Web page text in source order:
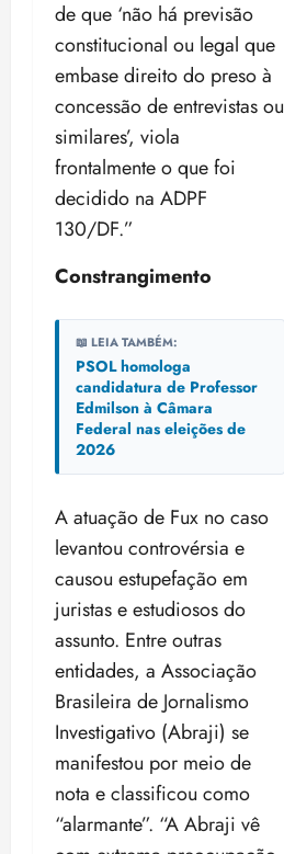
de que ‘não há previsão
constitucional ou legal que
embase direito do preso à
concessão de entrevistas ou
similares’, viola
frontalmente o que foi
decidido na ADPF
130/DF.”
Constrangimento
📖 LEIA TAMBÉM:
PSOL homologa
candidatura de Professor
Edmilson à Câmara
Federal nas eleições de
2026
A atuação de Fux no caso
levantou controvérsia e
causou estupefação em
juristas e estudiosos do
assunto. Entre outras
entidades, a Associação
Brasileira de Jornalismo
Investigativo (Abraji) se
manifestou por meio de
nota e classificou como
“alarmante”. “A Abraji vê